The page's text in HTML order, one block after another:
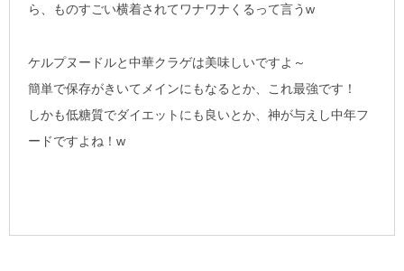
ら、ものすごい横着されてワナワナくるって言うw
ケルプヌードルと中華クラゲは美味しいですよ～
簡単で保存がきいてメインにもなるとか、これ最強です！
しかも低糖質でダイエットにも良いとか、神が与えし中年フ
ードですよね！w